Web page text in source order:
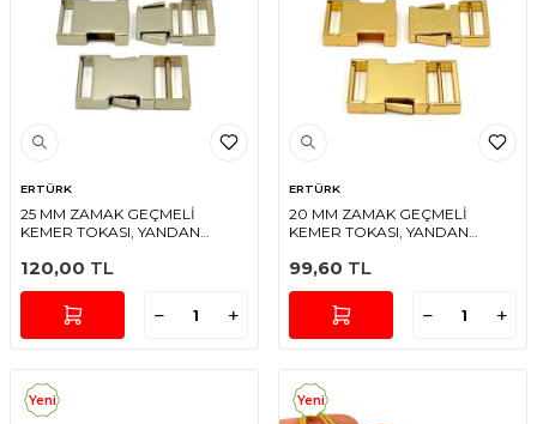
ERTÜRK
25 MM ZAMAK GEÇMELİ
KEMER TOKASI, YANDAN
KAPLAMA
120,00 TL
ERTÜRK
20 MM ZAMAK GEÇMELİ
KEMER TOKASI, YANDAN
99,60 TL
Yeni Yeni